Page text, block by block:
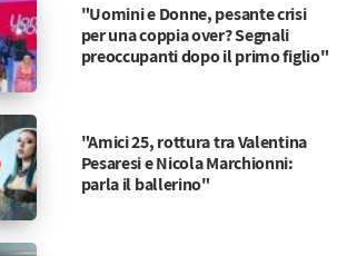
"Uomini e Donne, pesante crisi
per una coppia over? Segnali
preoccupanti dopo il primo figlio"
"Amici 25, rottura tra Valentina
Pesaresi e Nicola Marchionni:
parla il ballerino"